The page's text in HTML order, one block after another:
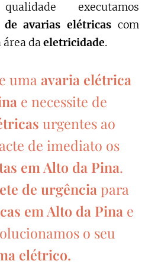
executamos
de avarias elétricas com
área daeletricidade.
uma avaria elétrica
e necessite de
urgentes ao
de imediato os
em Alto da Pina.
de urgência para
em Alto da Pina e
o seu
elétrico.